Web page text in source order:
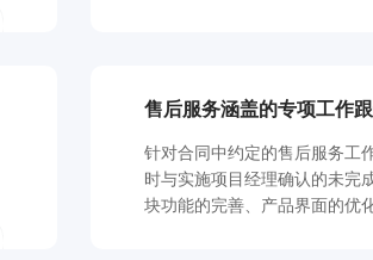
售后服务涵盖的专项工作
针对合同中约定的售后服务工
时与实施项目经理确认的未完
块功能的完善、产品界面的优